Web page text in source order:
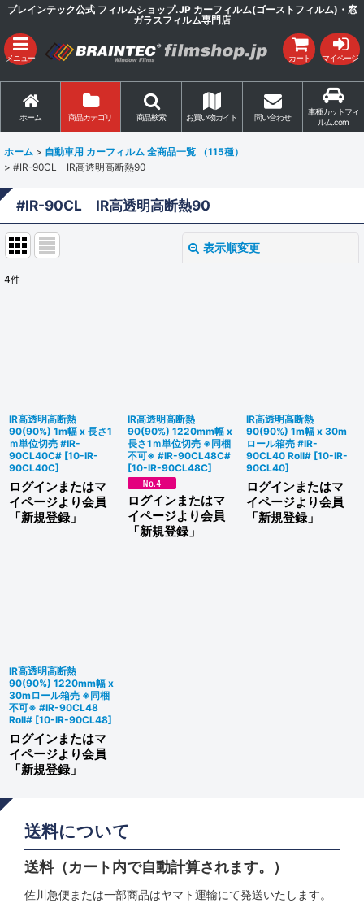
ブレインテック公式 フィルムショップ.JP カーフィルム(ゴーストフィルム)・窓
ガラスフィルム専門店
メニュー カート マイページ
ホーム 商品カテゴリ 商品検索 お買い物ガイド 問い合わせ
車種カットフィ
ルム.com
ホーム > 自動車用 カーフィルム 全商品一覧 （115種）
> #IR-90CL IR高透明高断熱90
#IR-90CL IR高透明高断熱90
表示順変更
4件
IR高透明高断熱
90(90%) 1m幅 x 長さ1
ｍ単位切売 #IR-
90CL40C# [10-IR-
90CL40C]
ログインまたはマ
イページより会員
「新規登録」
IR高透明高断熱
90(90%) 1220mm幅 x
長さ1ｍ単位切売 ※同梱
不可※ #IR-90CL48C#
[10-IR-90CL48C]
ログインまたはマ
イページより会員
「新規登録」
IR高透明高断熱
90(90%) 1m幅 x 30m
ロール箱売 #IR-
90CL40 Roll# [10-IR-
90CL40]
ログインまたはマ
イページより会員
「新規登録」
IR高透明高断熱
90(90%) 1220mm幅 x
30mロール箱売 ※同梱
不可※ #IR-90CL48
Roll# [10-IR-90CL48]
ログインまたはマ
イページより会員
「新規登録」
送料について
送料（カート内で自動計算されます。）
佐川急便または一部商品はヤマト運輸にて発送いたします。